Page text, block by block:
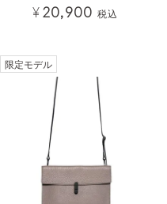
¥20,900 税込
限定モデル